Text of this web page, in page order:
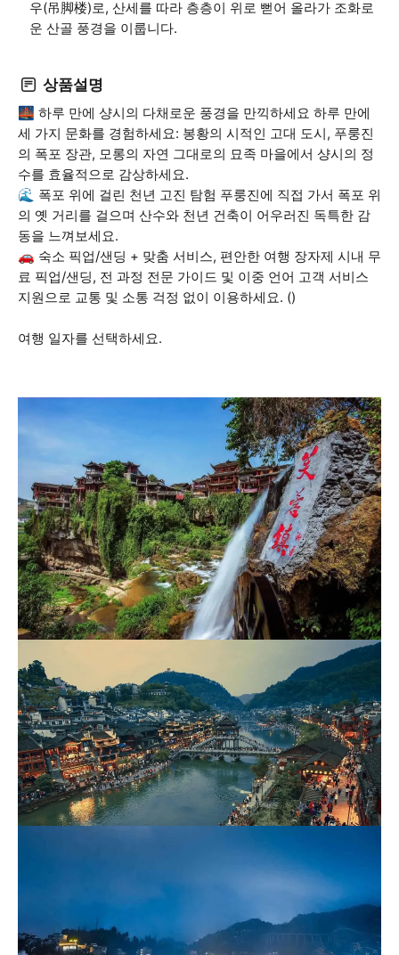
우(吊脚楼)로, 산세를 따라 층층이 위로 뻗어 올라가 조화로
운 산골 풍경을 이룹니다.
상품설명
🌉 하루 만에 샹시의 다채로운 풍경을 만끽하세요 하루 만에
세 가지 문화를 경험하세요: 봉황의 시적인 고대 도시, 푸룽진
의 폭포 장관, 모롱의 자연 그대로의 묘족 마을에서 샹시의 정
수를 효율적으로 감상하세요.
🌊 폭포 위에 걸린 천년 고진 탐험 푸룽진에 직접 가서 폭포 위
의 옛 거리를 걸으며 산수와 천년 건축이 어우러진 독특한 감
동을 느껴보세요.
🚗 숙소 픽업/샌딩 + 맞춤 서비스, 편안한 여행 장자제 시내 무
료 픽업/샌딩, 전 과정 전문 가이드 및 이중 언어 고객 서비스
지원으로 교통 및 소통 걱정 없이 이용하세요. ()
여행 일자를 선택하세요.